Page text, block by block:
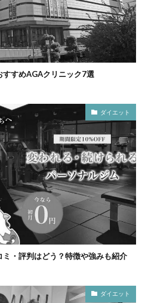
すすめAGAクリニック7選
ダイエット
・評判はどう？特徴や強みも紹介
ダイエット